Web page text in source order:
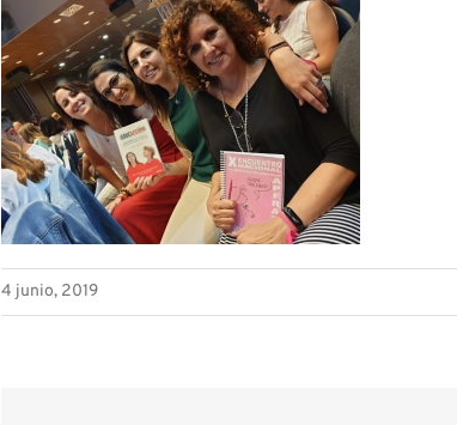
4 junio, 2019